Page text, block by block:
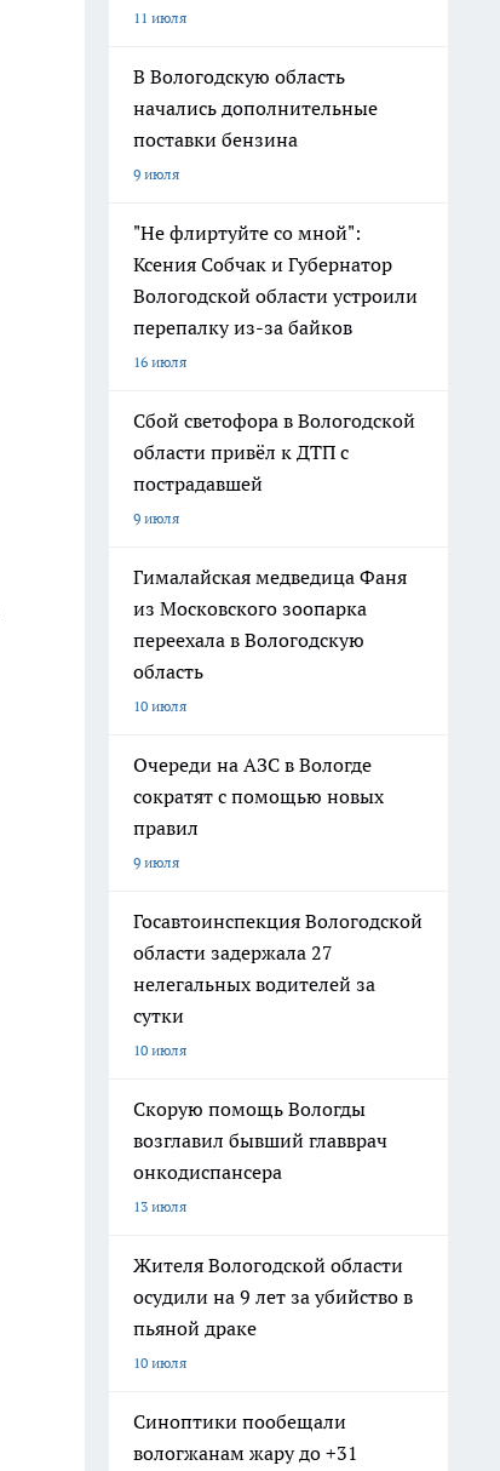
11 июля
В Вологодскую область
начались дополнительные
поставки бензина
9 июля
"Не флиртуйте со мной":
Ксения Собчак и Губернатор
Вологодской области устроили
перепалку из-за байков
16 июля
Сбой светофора в Вологодской
области привёл к ДТП с
пострадавшей
9 июля
Гималайская медведица Фаня
из Московского зоопарка
переехала в Вологодскую
область
10 июля
Очереди на АЗС в Вологде
сократят с помощью новых
правил
9 июля
Госавтоинспекция Вологодской
области задержала 27
нелегальных водителей за
сутки
10 июля
Скорую помощь Вологды
возглавил бывший главврач
онкодиспансера
13 июля
Жителя Вологодской области
осудили на 9 лет за убийство в
пьяной драке
10 июля
Синоптики пообещали
вологжанам жару до +31